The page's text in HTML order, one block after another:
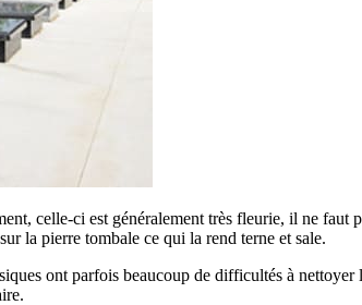
celle-ci est généralement très fleurie, il ne
la pierre tombale ce qui la rend terne et sale.
ont parfois beaucoup de difficultés à